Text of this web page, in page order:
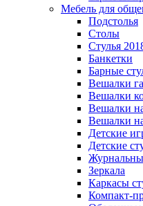
Мебель для
Подстолья
Столы
Стулья
Банкетки
Барные
Вешалки
Вешалки
Вешалки
Вешалки
Детские
Детские
Зеркала
Каркасы
Компакт-